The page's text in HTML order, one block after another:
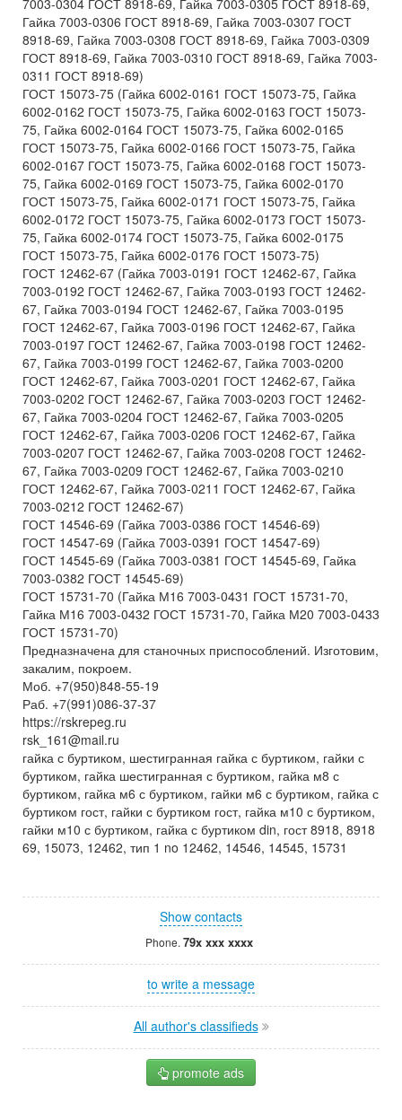
7003-0304 ГОСТ 8918-69, Гайка 7003-0305 ГОСТ 8918-69,
Гайка 7003-0306 ГОСТ 8918-69, Гайка 7003-0307 ГОСТ
8918-69, Гайка 7003-0308 ГОСТ 8918-69, Гайка 7003-0309
ГОСТ 8918-69, Гайка 7003-0310 ГОСТ 8918-69, Гайка 7003-
0311 ГОСТ 8918-69)
ГОСТ 15073-75 (Гайка 6002-0161 ГОСТ 15073-75, Гайка
6002-0162 ГОСТ 15073-75, Гайка 6002-0163 ГОСТ 15073-
75, Гайка 6002-0164 ГОСТ 15073-75, Гайка 6002-0165
ГОСТ 15073-75, Гайка 6002-0166 ГОСТ 15073-75, Гайка
6002-0167 ГОСТ 15073-75, Гайка 6002-0168 ГОСТ 15073-
75, Гайка 6002-0169 ГОСТ 15073-75, Гайка 6002-0170
ГОСТ 15073-75, Гайка 6002-0171 ГОСТ 15073-75, Гайка
6002-0172 ГОСТ 15073-75, Гайка 6002-0173 ГОСТ 15073-
75, Гайка 6002-0174 ГОСТ 15073-75, Гайка 6002-0175
ГОСТ 15073-75, Гайка 6002-0176 ГОСТ 15073-75)
ГОСТ 12462-67 (Гайка 7003-0191 ГОСТ 12462-67, Гайка
7003-0192 ГОСТ 12462-67, Гайка 7003-0193 ГОСТ 12462-
67, Гайка 7003-0194 ГОСТ 12462-67, Гайка 7003-0195
ГОСТ 12462-67, Гайка 7003-0196 ГОСТ 12462-67, Гайка
7003-0197 ГОСТ 12462-67, Гайка 7003-0198 ГОСТ 12462-
67, Гайка 7003-0199 ГОСТ 12462-67, Гайка 7003-0200
ГОСТ 12462-67, Гайка 7003-0201 ГОСТ 12462-67, Гайка
7003-0202 ГОСТ 12462-67, Гайка 7003-0203 ГОСТ 12462-
67, Гайка 7003-0204 ГОСТ 12462-67, Гайка 7003-0205
ГОСТ 12462-67, Гайка 7003-0206 ГОСТ 12462-67, Гайка
7003-0207 ГОСТ 12462-67, Гайка 7003-0208 ГОСТ 12462-
67, Гайка 7003-0209 ГОСТ 12462-67, Гайка 7003-0210
ГОСТ 12462-67, Гайка 7003-0211 ГОСТ 12462-67, Гайка
7003-0212 ГОСТ 12462-67)
ГОСТ 14546-69 (Гайка 7003-0386 ГОСТ 14546-69)
ГОСТ 14547-69 (Гайка 7003-0391 ГОСТ 14547-69)
ГОСТ 14545-69 (Гайка 7003-0381 ГОСТ 14545-69, Гайка
7003-0382 ГОСТ 14545-69)
ГОСТ 15731-70 (Гайка М16 7003-0431 ГОСТ 15731-70,
Гайка М16 7003-0432 ГОСТ 15731-70, Гайка М20 7003-0433
ГОСТ 15731-70)
Предназначена для станочных приспособлений. Изготовим,
закалим, покроем.
Моб. +7(950)848-55-19
Раб. +7(991)086-37-37
https://rskrepeg.ru
rsk_161@mail.ru
гайка с буртиком, шестигранная гайка с буртиком, гайки с
буртиком, гайка шестигранная с буртиком, гайка м8 с
буртиком, гайка м6 с буртиком, гайки м6 с буртиком, гайка с
буртиком гост, гайки с буртиком гост, гайка м10 с буртиком,
гайки м10 с буртиком, гайка с буртиком din, гост 8918, 8918
69, 15073, 12462, тип 1 no 12462, 14546, 14545, 15731
Show contacts
Phone. 79x xxx xxxx
to write a message
All author's classifieds
promote ads